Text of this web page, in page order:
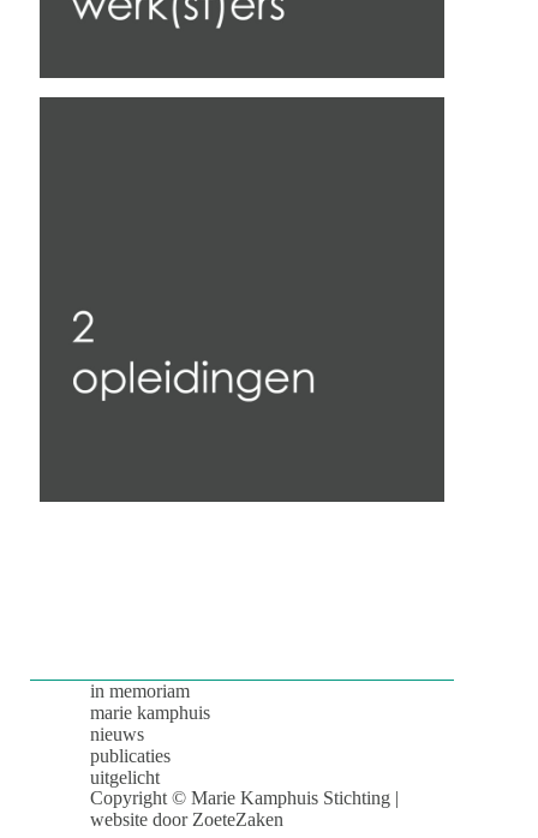
in memoriam
marie kamphuis
nieuws
publicaties
uitgelicht
Copyright © Marie Kamphuis Stichting |
website door ZoeteZaken